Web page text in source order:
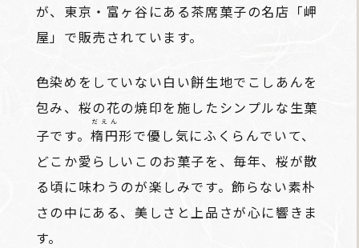
が、東京・富ヶ谷にある茶席菓子の名店「岬
屋」で販売されています。
色染めをしていない白い餅生地でこしあんを
包み、桜の花の焼印を施したシンプルな生菓
子です。楕円
だえん
形で優し気にふくらんでいて、
どこか愛らしいこのお菓子を、毎年、桜が散
る頃に味わうのが楽しみです。飾らない素朴
さの中にある、美しさと上品さが心に響きま
す。